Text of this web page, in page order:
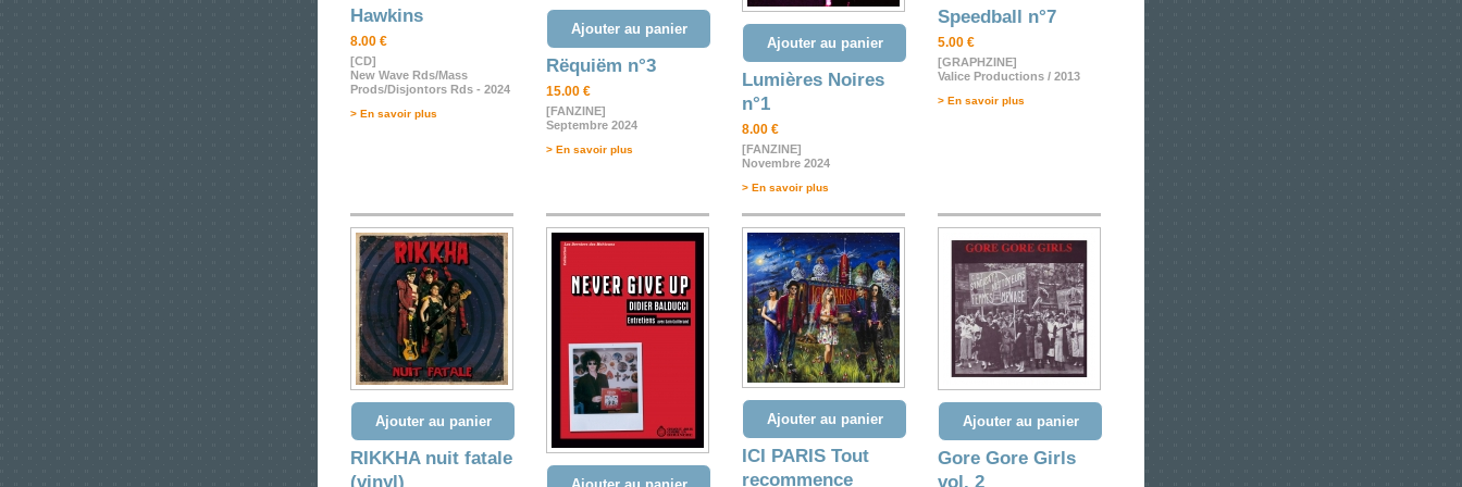
Hawkins
8.00 €
[CD]
New Wave Rds/Mass
Prods/Disjontors Rds - 2024
> En savoir plus
Ajouter au panier
Rëquiëm n°3
15.00 €
[FANZINE]
Septembre 2024
> En savoir plus
Ajouter au panier
Lumières Noires
n°1
8.00 €
[FANZINE]
Novembre 2024
> En savoir plus
Speedball n°7
5.00 €
[GRAPHZINE]
Valice Productions / 2013
> En savoir plus
Ajouter au panier
RIKKHA nuit fatale
(vinyl)
Ajouter au panier
ICI PARIS Tout
recommence
Ajouter au panier
Gore Gore Girls
vol. 2